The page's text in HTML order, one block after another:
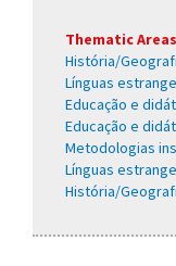
Thematic Areas
História/
Línguas
Educação e
Educação e
Metodologias
Línguas
História/